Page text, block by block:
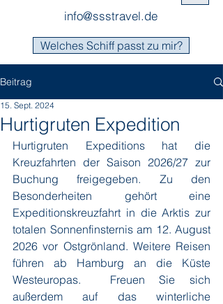
info@ssstravel.de
Welches Schiff passt zu mir?
Beitrag
Hurtigruten Expedition
15. Sept. 2024
Hurtigruten Expeditions hat die
Kreuzfahrten der Saison 2026/27 zur
Buchung freigegeben. Zu den
Besonderheiten gehört eine
Expeditionskreuzfahrt in die Arktis zur
totalen Sonnenfinsternis am 12. August
2026 vor Ostgrönland. Weitere Reisen
führen ab Hamburg an die Küste
Westeuropas.  Freuen Sie sich
außerdem auf das winterliche